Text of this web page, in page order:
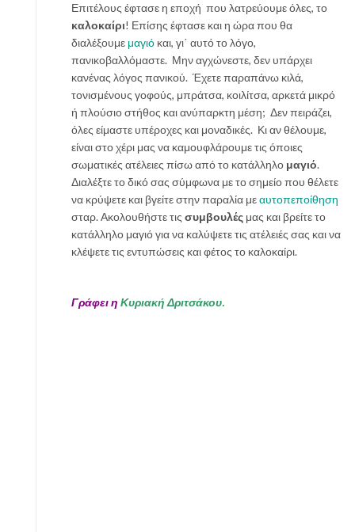
σ
ο
υ
έ
ν
α
ν
ε
σ
ε
σ
έ
ρ
σ
τ
Επιτέλους έφτασε η εποχή που λατρεύουμε όλες, το
καλοκαίρι! Επίσης έφτασε και η ώρα που θα
διαλέξουμε μαγιό και, γι΄ αυτό το λόγο,
πανικοβαλλόμαστε. Μην αγχώνεστε, δεν υπάρχει
κανένας λόγος πανικού. Έχετε παραπάνω κιλά,
τονισμένους γοφούς, μπράτσα, κοιλίτσα, αρκετά μικρό
ή πλούσιο στήθος και ανύπαρκτη μέση; Δεν πειράζει,
όλες είμαστε υπέροχες και μοναδικές. Κι αν θέλουμε,
είναι στο χέρι μας να καμουφλάρουμε τις όποιες
σωματικές ατέλειες πίσω από το κατάλληλο μαγιό.
Διαλέξτε το δικό σας σύμφωνα με το σημείο που θέλετε
να κρύψετε και βγείτε στην παραλία μεαυτοπεποίθηση
σταρ. Ακολουθήστε τις συμβουλές μας και βρείτε το
κατάλληλο μαγιό για να καλύψετε τις ατέλειές σας και να
κλέψετε τις εντυπώσεις και φέτος το καλοκαίρι.
Γράφει η Κυριακή Δριτσάκου.